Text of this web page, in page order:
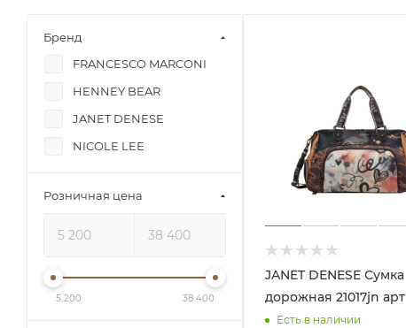
JANET DENESE Сумка
дорожная 21017jn арт
Есть в наличии
Розничная цена
5 200 38 400
Бренд
FRANCESCO MARCONI
HENNEY BEAR
JANET DENESE
NICOLE LEE